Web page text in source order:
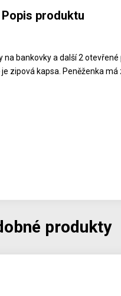
Popis produktu
bankovky a další 2
zipová kapsa. Peněženka má
produkty